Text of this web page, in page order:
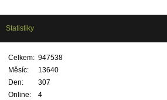
Statistiky
Online: 4
Celkem: 947538
Měsíc:
13640
Den:
307